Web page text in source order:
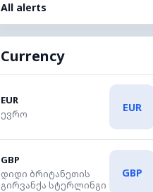
All alerts
Currency
EUR
ევრო
EUR
GBP
დიდი ბრიტანეთის
გირვანქა სტერლინგი
GBP